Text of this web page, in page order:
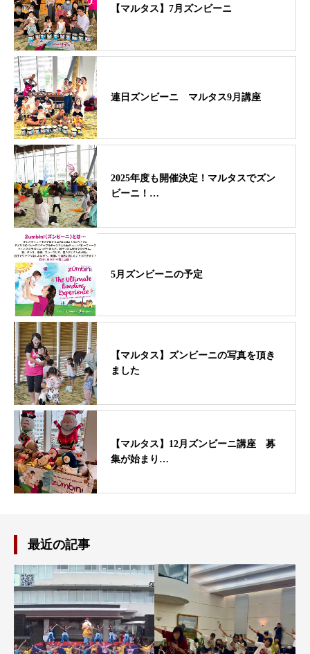
【マルタス】7月ズンビーニ
連日ズンビーニ マルタス9月講座
2025年度も開催決定！マルタスでズン
ビーニ！…
5月ズンビーニの予定
【マルタス】ズンビーニの写真を頂き
ました
【マルタス】12月ズンビーニ講座 募
集が始まり…
最近の記事